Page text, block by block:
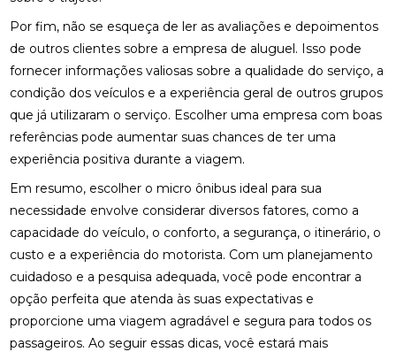
Por fim, não se esqueça de ler as avaliações e depoimentos
de outros clientes sobre a empresa de aluguel. Isso pode
fornecer informações valiosas sobre a qualidade do serviço, a
condição dos veículos e a experiência geral de outros grupos
que já utilizaram o serviço. Escolher uma empresa com boas
referências pode aumentar suas chances de ter uma
experiência positiva durante a viagem.
Em resumo, escolher o micro ônibus ideal para sua
necessidade envolve considerar diversos fatores, como a
capacidade do veículo, o conforto, a segurança, o itinerário, o
custo e a experiência do motorista. Com um planejamento
cuidadoso e a pesquisa adequada, você pode encontrar a
opção perfeita que atenda às suas expectativas e
proporcione uma viagem agradável e segura para todos os
passageiros. Ao seguir essas dicas, você estará mais